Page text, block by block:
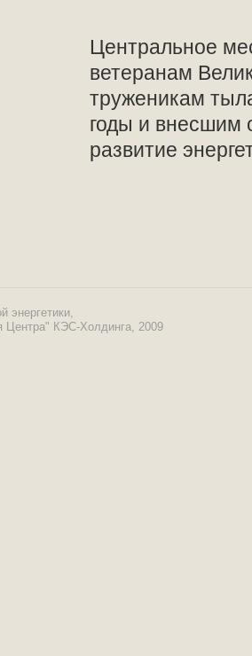
Центральное
ветеранам
труженикам
годы и внесшим
развитие
энергетики,
Центра" КЭС-Холдинга, 2009